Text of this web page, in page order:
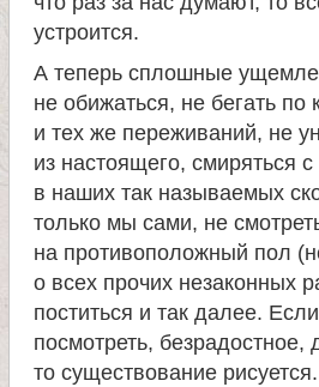
устроится.
А теперь сплошные
не обижаться, не бегать по
и тех же переживаний, не
из настоящего, смиряться
в наших так называемых
только мы сами, не
на противоположный пол
о всех прочих незаконных
поститься и так далее.
посмотреть, безрадостное,
то существование